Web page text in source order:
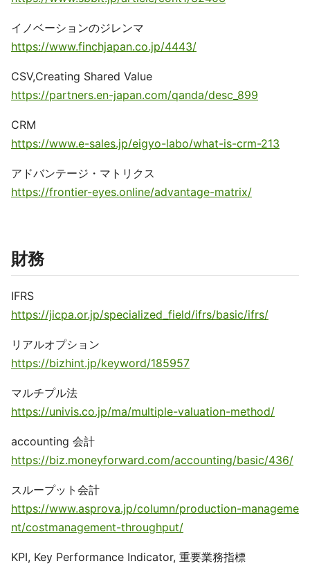
イノベーションのジレンマ
https://www.finchjapan.co.jp/4443/
CSV,Creating Shared Value
https://partners.en-japan.com/qanda/desc_899
CRM
https://www.e-sales.jp/eigyo-labo/what-is-crm-213
アドバンテージ・マトリクス
https://frontier-eyes.online/advantage-matrix/
財務
IFRS
https://jicpa.or.jp/specialized_field/ifrs/basic/ifrs/
リアルオプション
https://bizhint.jp/keyword/185957
マルチプル法
https://univis.co.jp/ma/multiple-valuation-method/
accounting 会計
https://biz.moneyforward.com/accounting/basic/436/
スループット会計
https://www.asprova.jp/column/production-manageme
nt/costmanagement-throughput/
KPI, Key Performance Indicator, 重要業務指標